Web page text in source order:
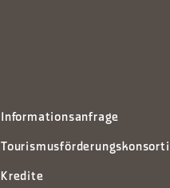
Informationsanfrage
Kredite